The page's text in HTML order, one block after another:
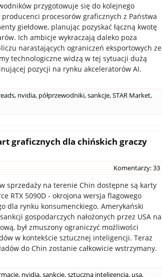
przygotowuje się do kolejnego
producenci procesorów graficznych z Państwa
giełdowe, planując pozyskać łączną kwotę
Ich ambicje wykraczają daleko poza
narastających ograniczeń eksportowych ze
technologiczne widzą w tej sytuacji dużą
pozycji na rynku akceleratorów AI.
, nvidia, półprzewodniki,sankcje,STAR Market,
graficznych dla chińskich graczy
Komentarzy: 33
sprzedaży na terenie Chin dostępne są karty
RTX 5090D - okrojona wersja flagowego
dla rynku konsumenckiego. Amerykański
gospodarczych nałożonych przez USA na
był zmuszony ograniczyć możliwości
w kontekście sztucznej inteligencji. Teraz
do Chin zostanie całkowicie wstrzymany.
, nvidia,sankcje,sztuczna inteligencja, usa,